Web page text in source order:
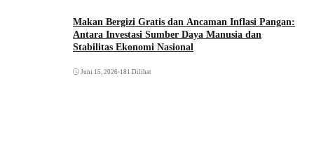
Makan Bergizi Gratis dan Ancaman Inflasi Pangan:
Antara Investasi Sumber Daya Manusia dan
Stabilitas Ekonomi Nasional
Juni 15, 2026•181 Dilihat